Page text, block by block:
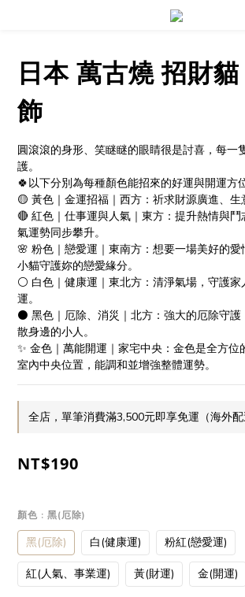
日本 萬古燒 招財
飾
圓滾滾的身形、笑瞇瞇的眼睛很是討喜，每一
護。
🍀以下分別為每種顏色能招來的好運與開運方
🟡 黃色｜金運招福｜西方：祈求財源廣進、生
🔴 紅色｜仕事運與人氣｜東方：提升熱情與
氣運勢同步攀升。
🌸 粉色｜戀愛運｜東南方：想要一場美好的
小貓守護妳的戀愛緣分。
⚪ 白色｜健康運｜東北方：清淨氣場，守護
運。
⚫ 黑色｜厄除、消災｜北方：強大的厄除守
散身邊的小人。
✨ 金色｜萬能開運｜家宅中央：金色是全方位
室內中央位置，能調和並增強整體運勢。
全店，單筆消費滿3,500元即享免運（海外配
NT$190
顏色 : 黑(厄除)
黑(厄除) 白(健康運) 粉紅(戀愛運)
紅(人氣、事業運) 黃(財運) 金(開運)